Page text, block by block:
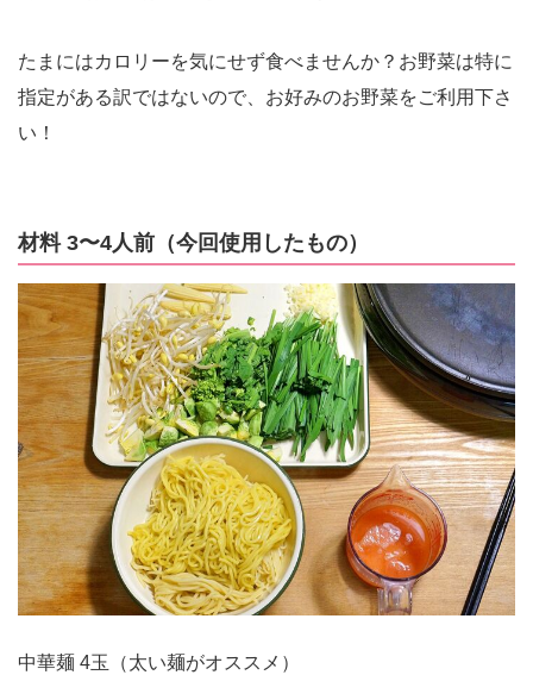
たまにはカロリーを気にせず食べませんか？お野菜は特に
指定がある訳ではないので、お好みのお野菜をご利用下さ
い！
材料 3〜4人前（今回使用したもの）
中華麺 4玉（太い麺がオススメ）